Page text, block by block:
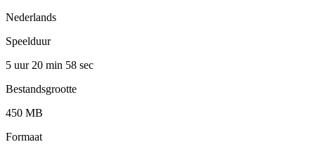
Nederlands
Speelduur
5 uur 20 min 58 sec
Bestandsgrootte
450 MB
Formaat